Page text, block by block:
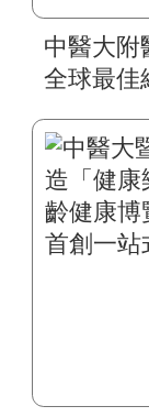
中醫大附
全球最佳
標居臺灣